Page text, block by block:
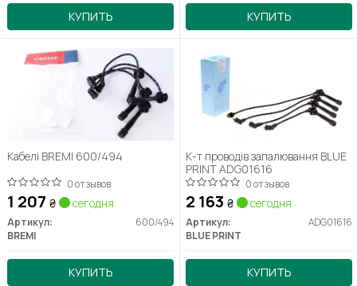
КУПИТЬ КУПИТЬ
Кабелі BREMI 600/494
0 отзывов
1 207 ₴ сегодня
Артикул:
600/494
BREMI
КУПИТЬ
К-т проводів запалювання BLUE
PRINT ADG01616
0 отзывов
2 163 ₴ сегодня
Артикул:
ADG01616
BLUE PRINT
КУПИТЬ